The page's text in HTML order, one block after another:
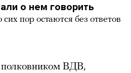
о нем говорить
пор остаются без ответов
полковником ВДВ,